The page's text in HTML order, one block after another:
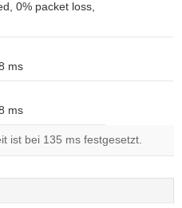
0% packet loss,
ms
ms
ist bei 135 ms festgesetzt.